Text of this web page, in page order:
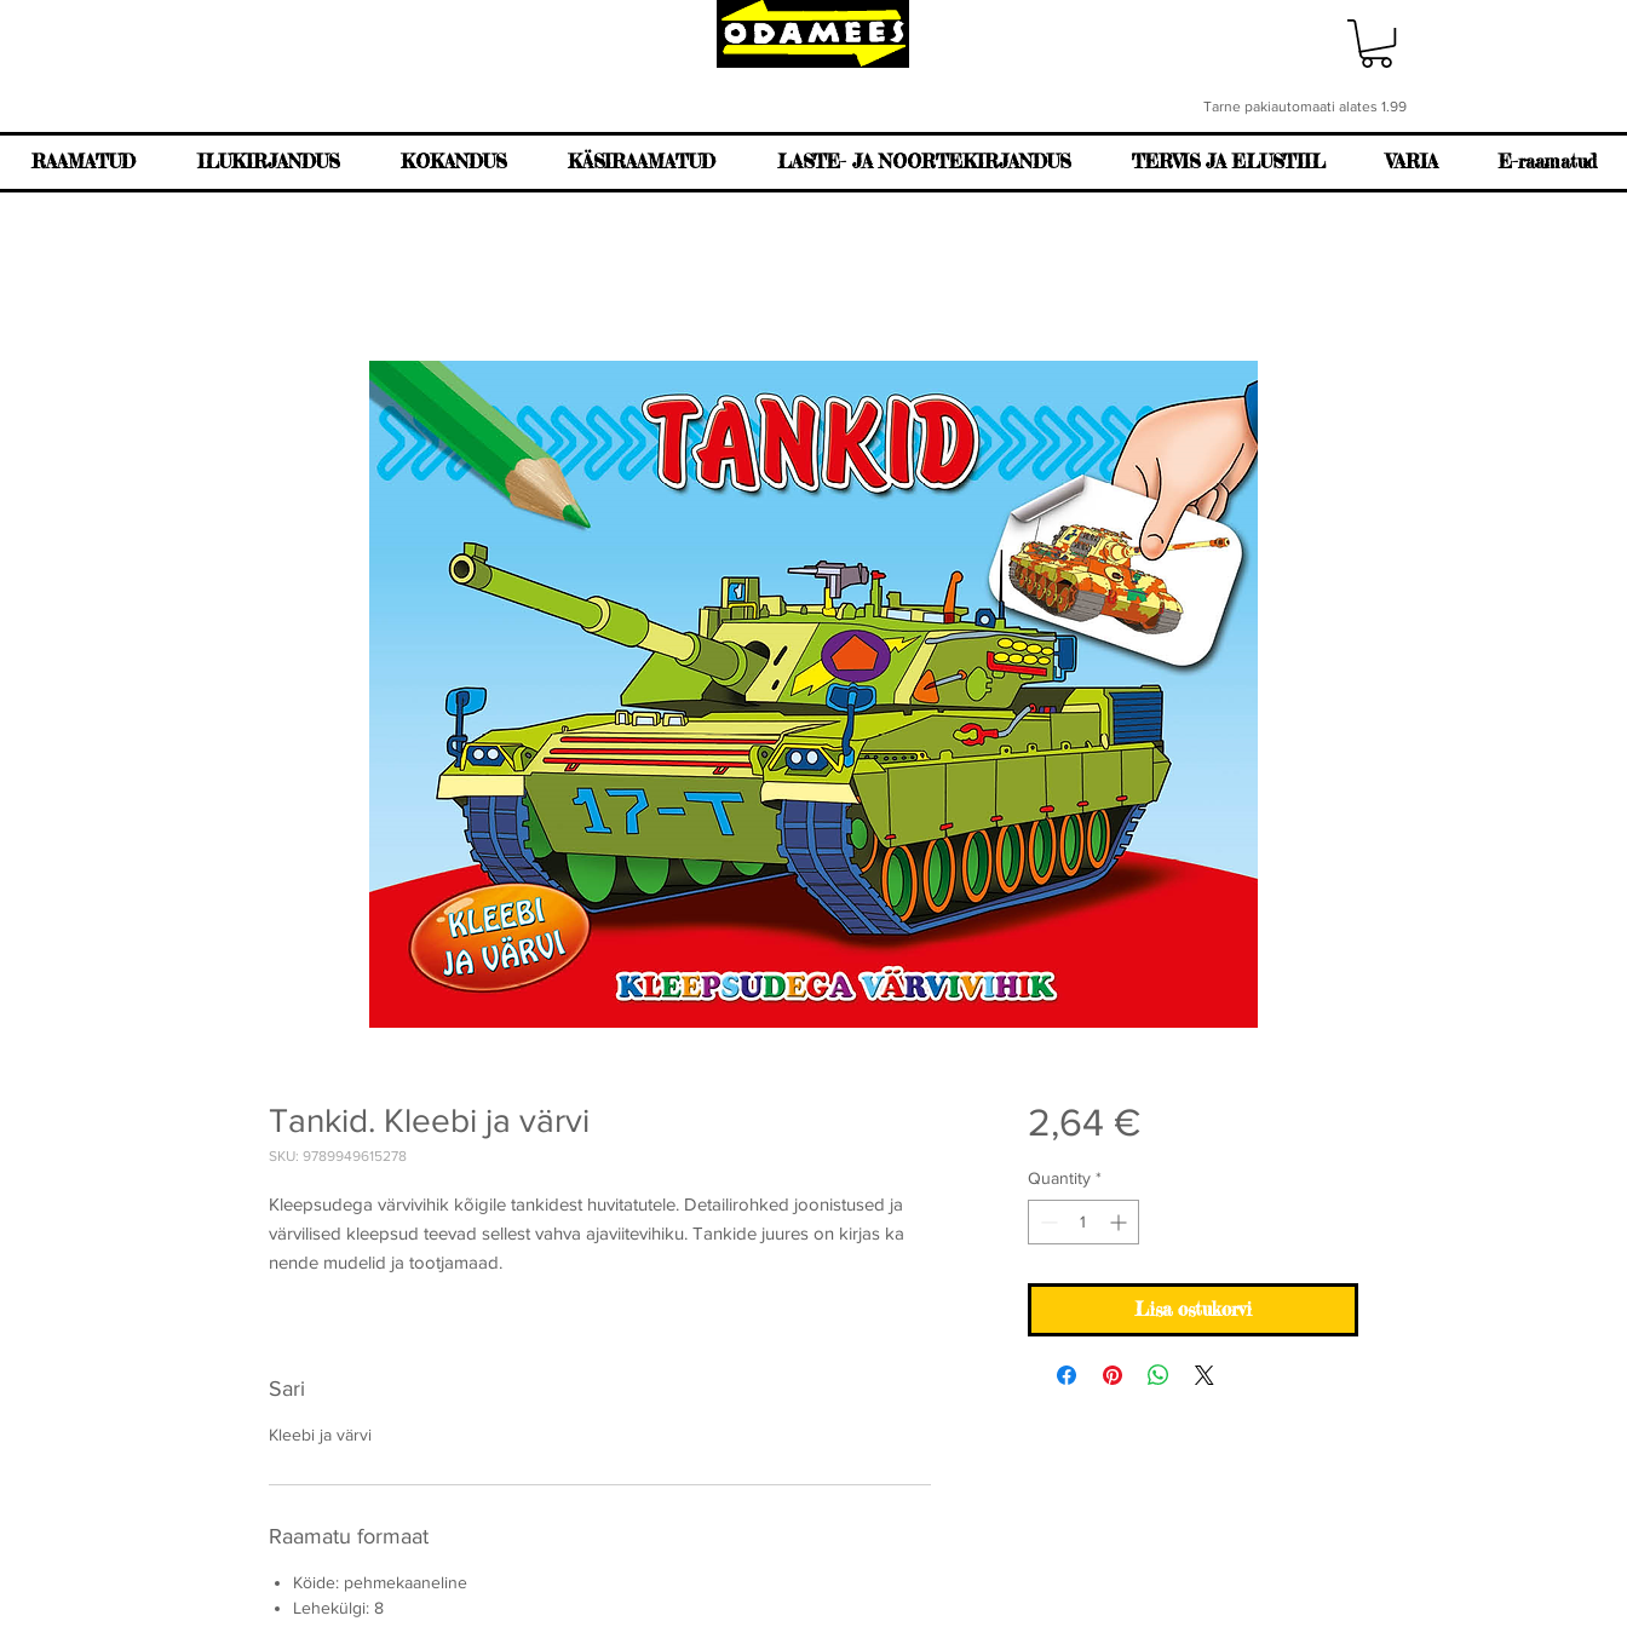
Tarne pakiautomaati alates 1.99
RAAMATUD ILUKIRJANDUS KOKANDUS KÄSIRAAMATUD LASTE- JA NOORTEKIRJANDUS TERVIS JA ELUSTIIL VARIA E-raamatud
Tankid. Kleebi ja värvi
SKU: 9789949615278
Kleepsudega värvivihik kõigile tankidest huvitatutele. Detailirohked joonistused ja
värvilised kleepsud teevad sellest vahva ajaviitevihiku. Tankide juures on kirjas ka
nende mudelid ja tootjamaad.
Sari
Kleebi ja värvi
Raamatu formaat
Köide: pehmekaaneline
Lehekülgi: 8
2,64 €Price
Quantity *
Lisa ostukorvi